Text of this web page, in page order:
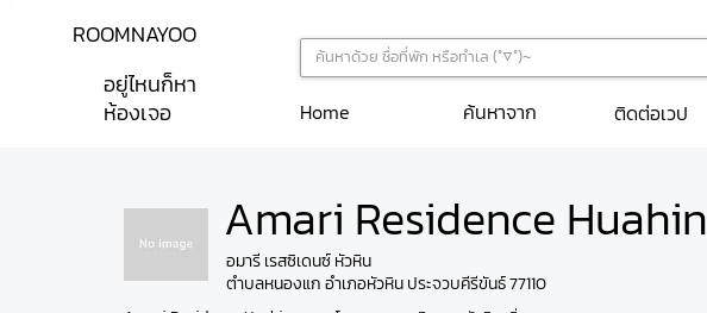
ติดต่อเวป
Home ค้นหาจาก
ROOMNAYOO
อยู่ไหนก็หา
ห้องเจอ
Amari Residence Huahin
อมารี เรสซิเดนซ์ หัวหิน
ตำบลหนองแก อำเภอหัวหิน ประจวบคีรีขันธ์ 77110